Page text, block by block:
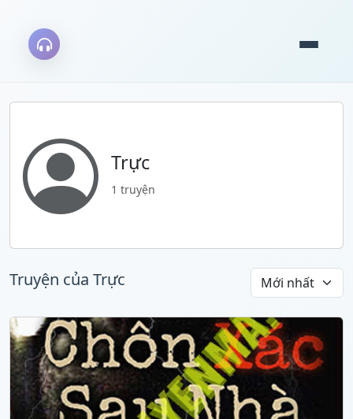
Trực
1 truyện
Truyện của Trực